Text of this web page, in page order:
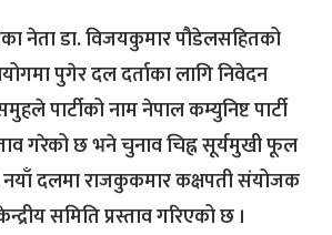
नेता डा. विजयकुमार पौडेलसहितको
पुगेर दल दर्ताका लागि निवेदन
पार्टीको नाम नेपाल कम्युनिष्ट पार्टी
गरेको छ भने चुनाव चिह्न सूर्यमुखी फूल
नयाँ दलमा राजकुकमार कक्षपती संयोजक
समिति प्रस्ताव गरिएको छ ।